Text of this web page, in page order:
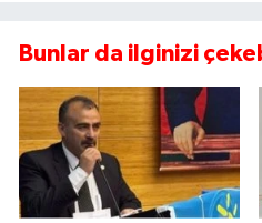
Bunlar da ilginizi